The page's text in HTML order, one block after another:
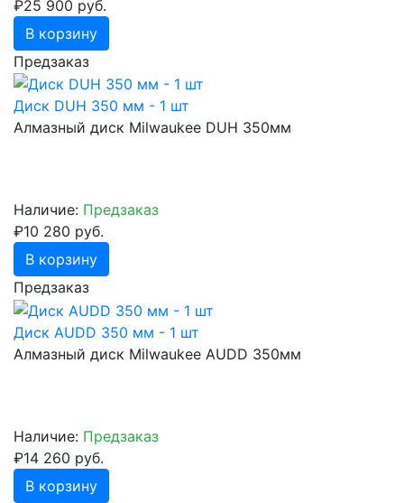
₽25 900 руб.
В корзину
Предзаказ
Диск DUH 350 мм - 1 шт
Алмазный диск Milwaukee DUH 350мм
Наличие: Предзаказ
₽10 280 руб.
В корзину
Предзаказ
Диск AUDD 350 мм - 1 шт
Алмазный диск Milwaukee AUDD 350мм
Наличие: Предзаказ
₽14 260 руб.
В корзину